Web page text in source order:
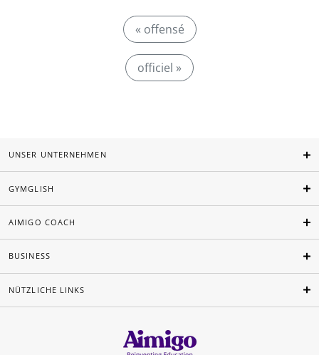
« offensé
officiel »
UNSER UNTERNEHMEN
GYMGLISH
AIMIGO COACH
BUSINESS
NÜTZLICHE LINKS